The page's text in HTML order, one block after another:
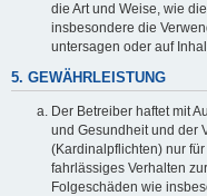
die Art und Weise, wie
insbesondere die
untersagen oder auf
5. GEWÄHRLEISTUNG
Der Betreiber haftet mit
und Gesundheit und der
(Kardinalpflichten) nur
fahrlässiges Verhalten
Folgeschäden wie